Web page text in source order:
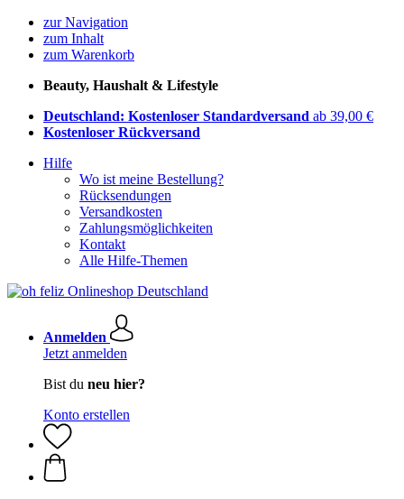
zur Navigation
zum Inhalt
zum Warenkorb
Beauty, Haushalt & Lifestyle
Deutschland: Kostenloser Standardversand ab 39,00 €
Kostenloser Rückversand
Hilfe
Wo ist meine Bestellung?
Rücksendungen
Versandkosten
Zahlungsmöglichkeiten
Kontakt
Alle Hilfe-Themen
Anmelden
Jetzt anmelden
Bist du neu hier?
Konto erstellen